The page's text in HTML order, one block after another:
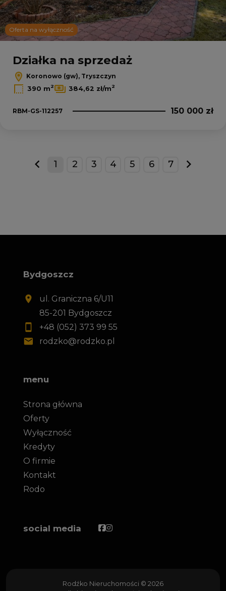
Oferta na wyłączność
Działka na sprzedaż
Koronowo (gw), Tryszczyn
390 m2 384,62 zł/m2
RBM-GS-112257 150 000 zł
prev
1 2 3 4 5 6 7
next
Bydgoszcz
ul. Graniczna 6/U11
85-201 Bydgoszcz
+48 (052) 373 99 55
rodzko@rodzko.pl
menu
Strona główna
Oferty
Wyłączność
Kredyty
O firmie
Kontakt
Rodo
social media Facebook
Facebook
Rodźko Nieruchomości © 2026